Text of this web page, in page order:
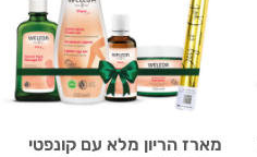
מארז הריון מלא עם קונפטי